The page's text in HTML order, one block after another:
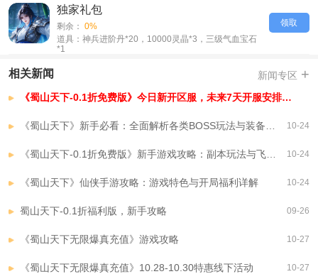
领取
独家礼包
剩余： 0%
道具：神兵进阶丹*20，10000灵晶*3，三级气血宝石
*1
相关新闻 新闻专区 +
《蜀山天下-0.1折免费版》今日新开区服，未来7天开服安排，已开区服
10-24
10-24
《蜀山天下》仙侠手游攻略：游戏特色与开局福利详解 10-24
蜀山天下-0.1折福利版，新手攻略 09-26
《蜀山天下无限爆真充值》游戏攻略 10-27
《蜀山天下无限爆真充值》10.28-10.30特惠线下活动 10-27